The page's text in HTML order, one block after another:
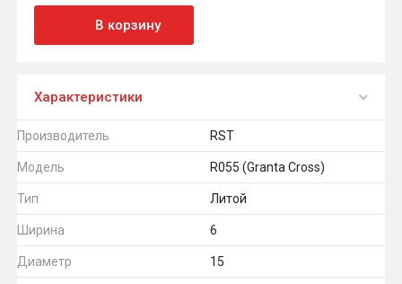
В корзину
Характеристики
Производитель RST
Модель R055 (Granta Cross)
Тип Литой
Ширина 6
Диаметр 15